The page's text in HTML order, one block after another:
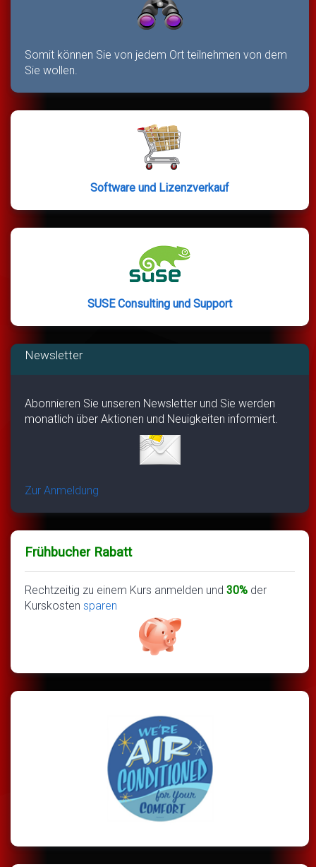
Somit können Sie von jedem Ort teilnehmen von dem
Sie wollen.
Software und Lizenzverkauf
SUSE Consulting und Support
Newsletter
Abonnieren Sie unseren Newsletter und Sie werden
monatlich über Aktionen und Neuigkeiten informiert.
Zur Anmeldung
Frühbucher Rabatt
Rechtzeitig zu einem Kurs anmelden und 30% der
Kurskosten sparen